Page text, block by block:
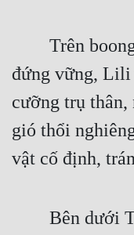
Dị Giới
Trên boong
đứng vững, Lili
cưỡng trụ
gió thổi
vật cố định,
Bên dưới Tử